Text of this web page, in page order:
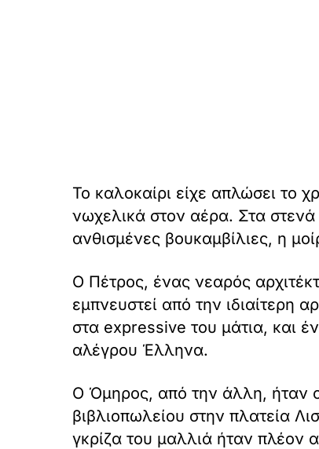
Το καλοκαίρι είχε απλώσει το
νωχελικά στον αέρα. Στα στενά
ανθισμένες βουκαμβίλιες, η
Ο Πέτρος, ένας νεαρός
εμπνευστεί από την ιδιαίτερη
στα expressive του μάτια, και
αλέγρου Έλληνα.
Ο Όμηρος, από την άλλη, ήταν ο
βιβλιοπωλείου στην πλατεία
γκρίζα του μαλλιά ήταν πλέον